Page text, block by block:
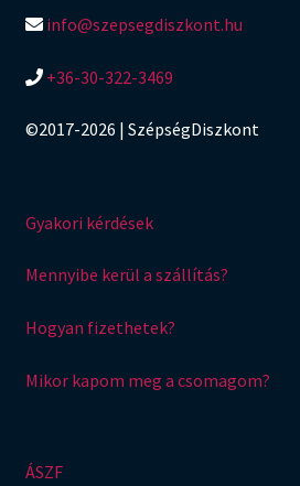
info@szepsegdiszkont.hu
+36-30-322-3469
©2017-2026 | SzépségDiszkont
Gyakori kérdések
Mennyibe kerül a szállítás?
Hogyan fizethetek?
Mikor kapom meg a csomagom?
ÁSZF